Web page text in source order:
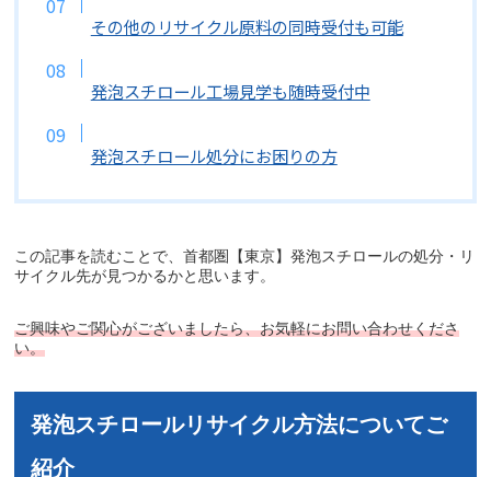
その他のリサイクル原料の同時受付も可能
発泡スチロール工場見学も随時受付中
発泡スチロール処分にお困りの方
この記事を読むことで、首都圏【東京】発泡スチロールの処分・リ
サイクル先が見つかるかと思います。
ご興味やご関心がございましたら、お気軽にお問い合わせくださ
い。
発泡スチロールリサイクル方法についてご
紹介